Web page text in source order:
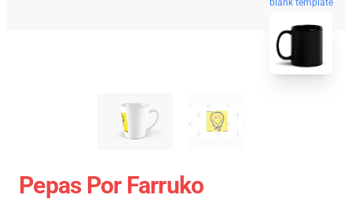
blank template
Pepas Por Farruko